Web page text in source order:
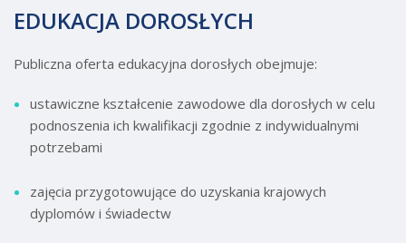
EDUKACJA DOROSŁYCH
Publiczna oferta edukacyjna dorosłych obejmuje:
ustawiczne kształcenie zawodowe dla dorosłych w celu
podnoszenia ich kwalifikacji zgodnie z indywidualnymi
potrzebami
zajęcia przygotowujące do uzyskania krajowych
dyplomów i świadectw